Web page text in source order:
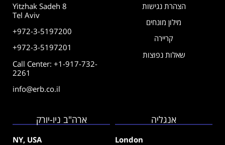
הצהרת נגישות
מילון מונחים
קריירה
שאלות נפוצות
Yitzhak Sadeh 8
Tel Aviv
+972-3-5197200
+972-3-5197201
Call Center: +1-917-732-
2261
info@erb.co.il
אנגליה
London
ארה"ב ניו-יורק
NY, USA